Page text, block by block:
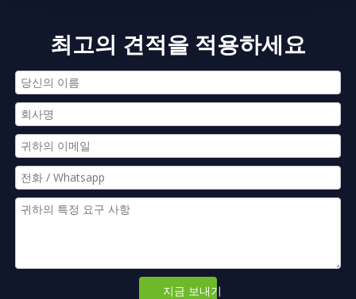
최고의 견적을 적용하세요
지금 보내기